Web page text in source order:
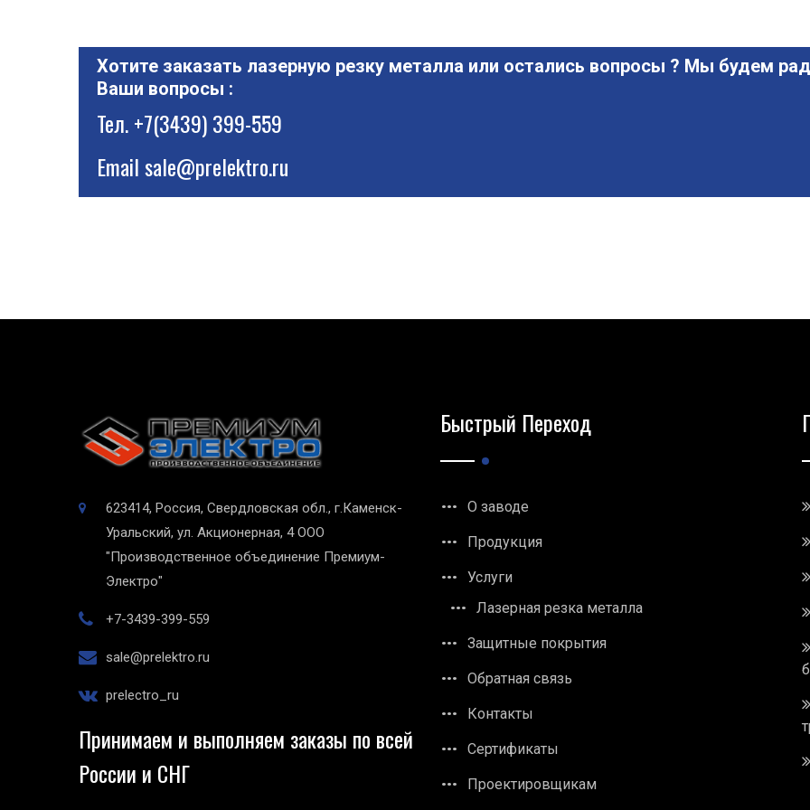
Хотите заказать лазерную резку металла или остались вопросы ? Мы будем
Ваши вопросы :
Тел.+7(3439) 399-559
Emailsale@prelektro.ru
623414, Россия, Свердловская обл., г.Каменск-
Уральский, ул. Акционерная, 4 ООО
"Производственное объединение Премиум-
Электро"
+7-3439-399-559
sale@prelektro.ru
prelectro_ru
Принимаем и выполняем заказы по всей
России и СНГ
Быстрый Переход
О заводе
Продукция
Услуги
Лазерная резка металла
Защитные покрытия
Обратная связь
Контакты
Сертификаты
Проектировщикам